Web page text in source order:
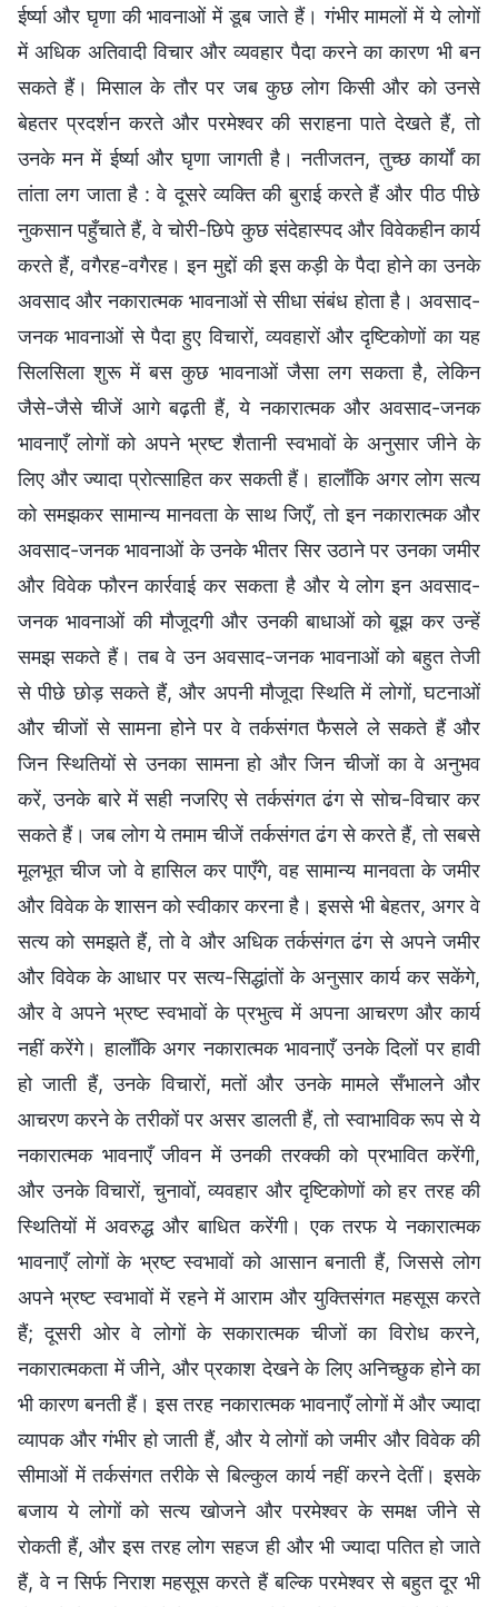
ईर्ष्या और घृणा की भावनाओं में डूब जाते हैं। गंभीर मामलों में ये लोगों
में अधिक अतिवादी विचार और व्यवहार पैदा करने का कारण भी बन
सकते हैं। मिसाल के तौर पर जब कुछ लोग किसी और को उनसे
बेहतर प्रदर्शन करते और परमेश्वर की सराहना पाते देखते हैं, तो
उनके मन में ईर्ष्या और घृणा जागती है। नतीजतन, तुच्छ कार्यों का
तांता लग जाता है : वे दूसरे व्यक्ति की बुराई करते हैं और पीठ पीछे
नुकसान पहुँचाते हैं, वे चोरी-छिपे कुछ संदेहास्पद और विवेकहीन कार्य
करते हैं, वगैरह-वगैरह। इन मुद्दों की इस कड़ी के पैदा होने का उनके
अवसाद और नकारात्मक भावनाओं से सीधा संबंध होता है। अवसाद-
जनक भावनाओं से पैदा हुए विचारों, व्यवहारों और दृष्टिकोणों का यह
सिलसिला शुरू में बस कुछ भावनाओं जैसा लग सकता है, लेकिन
जैसे-जैसे चीजें आगे बढ़ती हैं, ये नकारात्मक और अवसाद-जनक
भावनाएँ लोगों को अपने भ्रष्ट शैतानी स्वभावों के अनुसार जीने के
लिए और ज्यादा प्रोत्साहित कर सकती हैं। हालाँकि अगर लोग सत्य
को समझकर सामान्य मानवता के साथ जिएँ, तो इन नकारात्मक और
अवसाद-जनक भावनाओं के उनके भीतर सिर उठाने पर उनका जमीर
और विवेक फौरन कार्रवाई कर सकता है और ये लोग इन अवसाद-
जनक भावनाओं की मौजूदगी और उनकी बाधाओं को बूझ कर उन्हें
समझ सकते हैं। तब वे उन अवसाद-जनक भावनाओं को बहुत तेजी
से पीछे छोड़ सकते हैं, और अपनी मौजूदा स्थिति में लोगों, घटनाओं
और चीजों से सामना होने पर वे तर्कसंगत फैसले ले सकते हैं और
जिन स्थितियों से उनका सामना हो और जिन चीजों का वे अनुभव
करें, उनके बारे में सही नजरिए से तर्कसंगत ढंग से सोच-विचार कर
सकते हैं। जब लोग ये तमाम चीजें तर्कसंगत ढंग से करते हैं, तो सबसे
मूलभूत चीज जो वे हासिल कर पाएँगे, वह सामान्य मानवता के जमीर
और विवेक के शासन को स्वीकार करना है। इससे भी बेहतर, अगर वे
सत्य को समझते हैं, तो वे और अधिक तर्कसंगत ढंग से अपने जमीर
और विवेक के आधार पर सत्य-सिद्धांतों के अनुसार कार्य कर सकेंगे,
और वे अपने भ्रष्ट स्वभावों के प्रभुत्व में अपना आचरण और कार्य
नहीं करेंगे। हालाँकि अगर नकारात्मक भावनाएँ उनके दिलों पर हावी
हो जाती हैं, उनके विचारों, मतों और उनके मामले सँभालने और
आचरण करने के तरीकों पर असर डालती हैं, तो स्वाभाविक रूप से ये
नकारात्मक भावनाएँ जीवन में उनकी तरक्की को प्रभावित करेंगी,
और उनके विचारों, चुनावों, व्यवहार और दृष्टिकोणों को हर तरह की
स्थितियों में अवरुद्ध और बाधित करेंगी। एक तरफ ये नकारात्मक
भावनाएँ लोगों के भ्रष्ट स्वभावों को आसान बनाती हैं, जिससे लोग
अपने भ्रष्ट स्वभावों में रहने में आराम और युक्तिसंगत महसूस करते
हैं; दूसरी ओर वे लोगों के सकारात्मक चीजों का विरोध करने,
नकारात्मकता में जीने, और प्रकाश देखने के लिए अनिच्छुक होने का
भी कारण बनती हैं। इस तरह नकारात्मक भावनाएँ लोगों में और ज्यादा
व्यापक और गंभीर हो जाती हैं, और ये लोगों को जमीर और विवेक की
सीमाओं में तर्कसंगत तरीके से बिल्कुल कार्य नहीं करने देतीं। इसके
बजाय ये लोगों को सत्य खोजने और परमेश्वर के समक्ष जीने से
रोकती हैं, और इस तरह लोग सहज ही और भी ज्यादा पतित हो जाते
हैं, वे न सिर्फ निराश महसूस करते हैं बल्कि परमेश्वर से बहुत दूर भी